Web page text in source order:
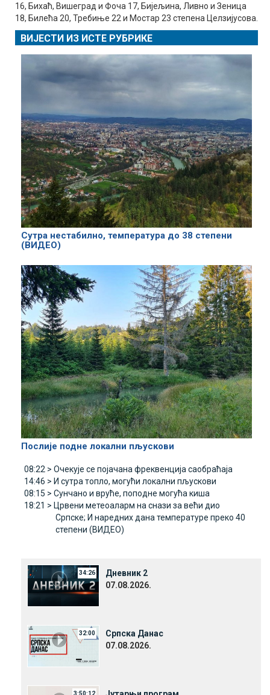
16, Бихаћ, Вишеград и Фоча 17, Бијељина, Ливно и Зеница
18, Билећа 20, Требиње 22 и Мостар 23 степена Целзијусова.
ВИЈЕСТИ ИЗ ИСТЕ РУБРИКЕ
Сутра нестабилно, температура до 38 степени
(ВИДЕО)
Послије подне локални пљускови
08:22 > Очекује се појачана фреквенција саобраћаја
14:46 > И сутра топло, могући локални пљускови
08:15 > Сунчано и вруће, поподне могућа киша
18:21 > Црвени метеоаларм на снази за већи дио
Српске; И наредних дана температуре преко 40
степени (ВИДЕО)
34:26
Дневник 2
07.08.2026.
32:00
Српска Данас
07.08.2026.
3:50:12